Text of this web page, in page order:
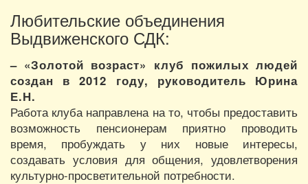
Любительские объединения
Выдвиженского СДК:
– «Золотой возраст» клуб пожилых людей
создан в 2012 году, руководитель Юрина
Е.Н.
Работа клуба направлена на то, чтобы предоставить
возможность пенсионерам приятно проводить
время, пробуждать у них новые интересы,
создавать условия для общения, удовлетворения
культурно-просветительной потребности.